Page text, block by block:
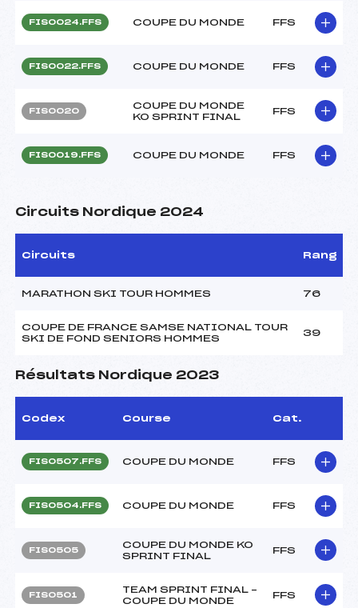
FIS0024.FFS COUPE DU MONDE FFS
FIS0022.FFS COUPE DU MONDE FFS
FIS0020
COUPE DU MONDE
KO SPRINT FINAL
FFS
FIS0019.FFS COUPE DU MONDE FFS
Circuits Nordique 2024
Circuits Rang
MARATHON SKI TOUR HOMMES 76
COUPE DE FRANCE SAMSE NATIONAL TOUR
SKI DE FOND SENIORS HOMMES
39
Résultats Nordique 2023
Codex Course Cat.
FIS0507.FFS COUPE DU MONDE FFS
FIS0504.FFS COUPE DU MONDE FFS
FIS0505
COUPE DU MONDE KO
SPRINT FINAL
FFS
FIS0501
TEAM SPRINT FINAL –
COUPE DU MONDE
FFS